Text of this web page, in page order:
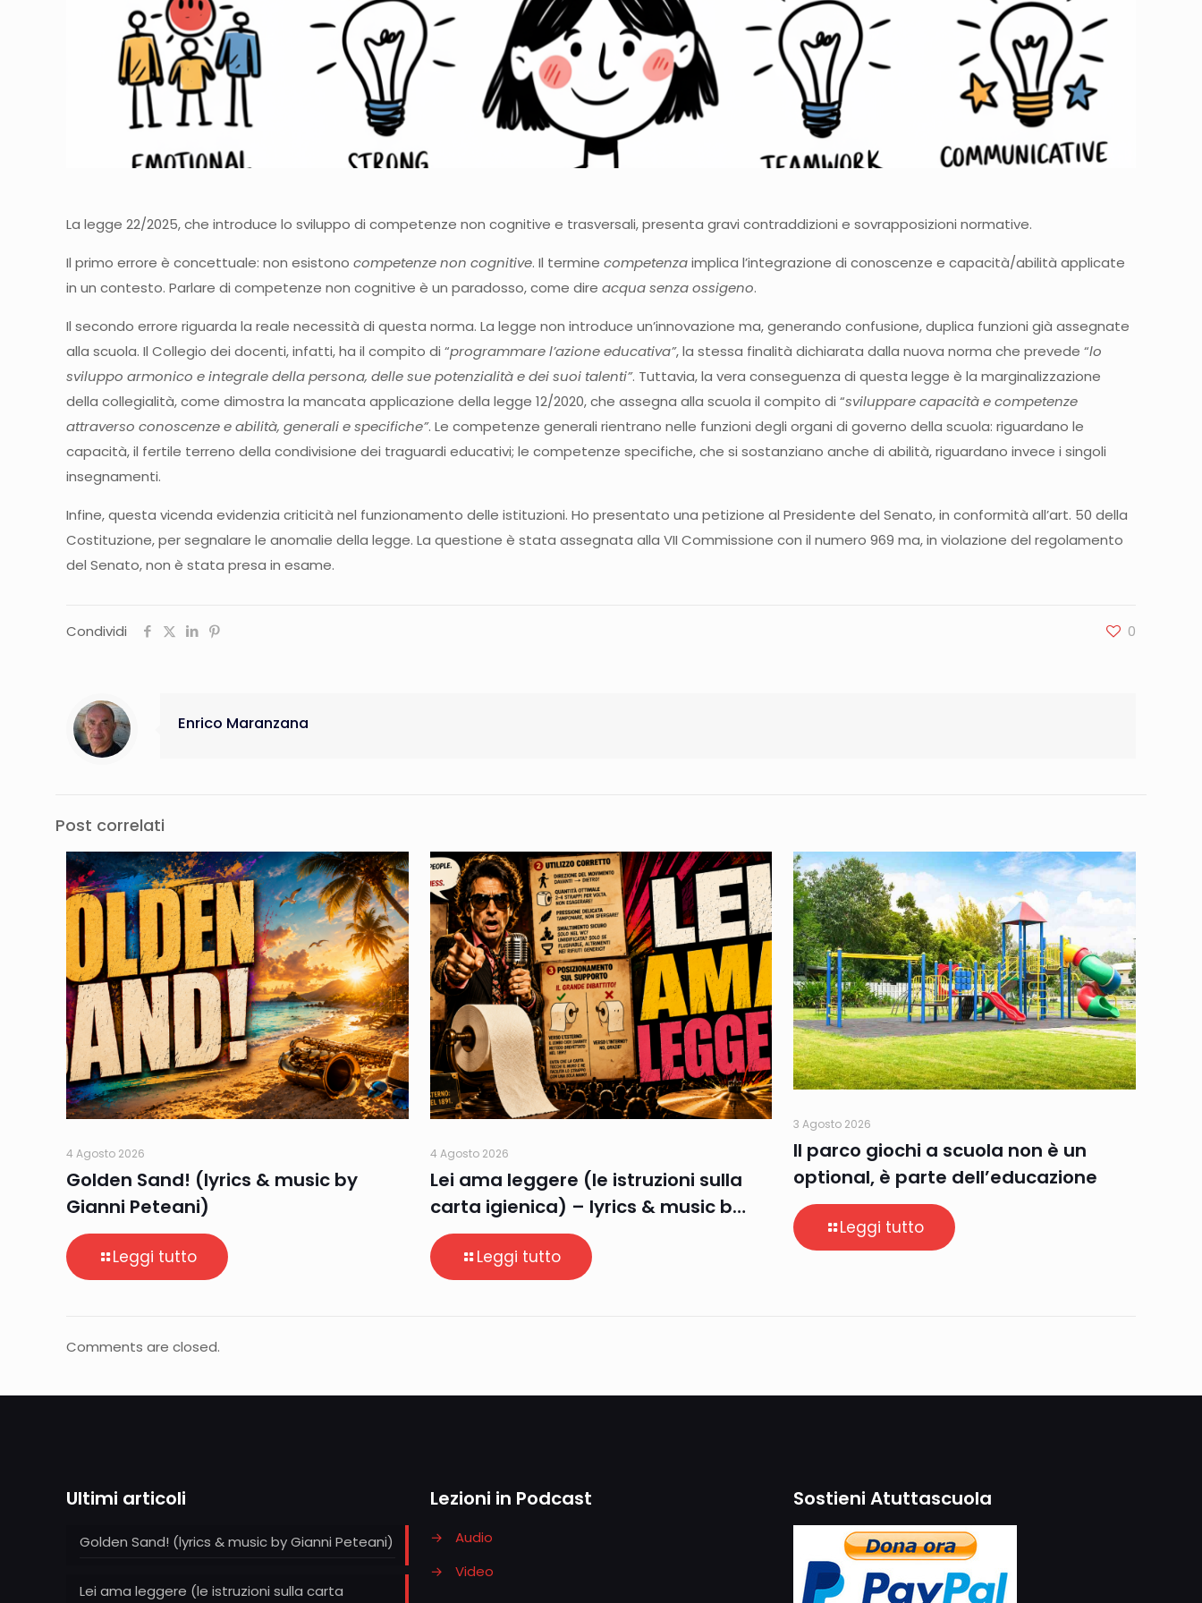
La legge 22/2025, che introduce lo sviluppo di competenze non cognitive e trasversali, presenta gravi contraddizioni e sovrapposizioni normative.
Il primo errore è concettuale: non esistonocompetenze non cognitive. Il terminecompetenzaimplica l’integrazione di conoscenze e capacità/abilità applicate
in un contesto. Parlare di competenze non cognitive è un paradosso, come direacqua senza ossigeno.
Il secondo errore riguarda la reale necessità di questa norma. La legge non introduce un’innovazione ma, generando confusione, duplica funzioni già assegnate
alla scuola. Il Collegio dei docenti, infatti, ha il compito di “programmare l’azione educativa”, la stessa finalità dichiarata dalla nuova norma che prevede “lo
sviluppo armonico e integrale della persona, delle sue potenzialità e dei suoi talenti”. Tuttavia, la vera conseguenza di questa legge è la marginalizzazione
della collegialità, come dimostra la mancata applicazione della legge 12/2020, che assegna alla scuola il compito di “sviluppare capacità e competenze
attraverso conoscenze e abilità, generali e specifiche”. Le competenze generali rientrano nelle funzioni degli organi di governo della scuola: riguardano le
capacità, il fertile terreno della condivisione dei traguardi educativi; le competenze specifiche, che si sostanziano anche di abilità, riguardano invece i singoli
insegnamenti.
Infine, questa vicenda evidenzia criticità nel funzionamento delle istituzioni. Ho presentato una petizione al Presidente del Senato, in conformità all’art. 50 della
Costituzione, per segnalare le anomalie della legge. La questione è stata assegnata alla VII Commissione con il numero 969 ma, in violazione del regolamento
del Senato, non è stata presa in esame.
Condividi 0
Enrico Maranzana
Post correlati
4 Agosto 2026
Golden Sand! (lyrics & music by
Gianni Peteani)
Leggi tutto
4 Agosto 2026
Lei ama leggere (le istruzioni sulla
carta igienica) – lyrics & music b…
Leggi tutto
3 Agosto 2026
Il parco giochi a scuola non è un
optional, è parte dell’educazione
Leggi tutto
Comments are closed.
Ultimi articoli
Golden Sand! (lyrics & music by Gianni Peteani)
Lei ama leggere (le istruzioni sulla carta
Lezioni in Podcast
→
Audio
→
Video
Sostieni Atuttascuola